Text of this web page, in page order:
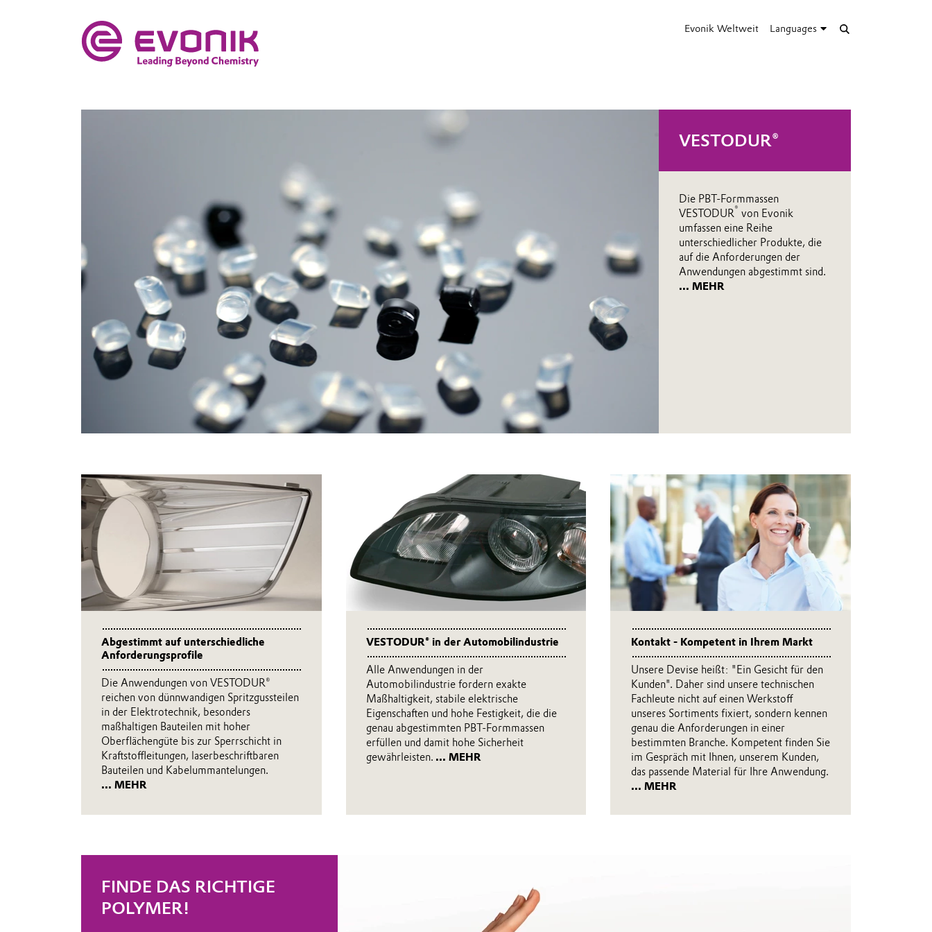
Evonik Weltweit Languages
VESTODUR®
Die PBT-Formmassen
VESTODUR® von Evonik
umfassen eine Reihe
unterschiedlicher Produkte, die
auf die Anforderungen der
Anwendungen abgestimmt sind.
... MEHR
Abgestimmt auf unterschiedliche
Anforderungsprofile
Die Anwendungen von VESTODUR®
reichen von dünnwandigen Spritzgussteilen
in der Elektrotechnik, besonders
maßhaltigen Bauteilen mit hoher
Oberflächengüte bis zur Sperrschicht in
Kraftstoffleitungen, laserbeschriftbaren
Bauteilen und Kabelummantelungen.
... MEHR
VESTODUR® in der Automobilindustrie
Alle Anwendungen in der
Automobilindustrie fordern exakte
Maßhaltigkeit, stabile elektrische
Eigenschaften und hohe Festigkeit, die die
genau abgestimmten PBT-Formmassen
erfüllen und damit hohe Sicherheit
gewährleisten. ... MEHR
Kontakt - Kompetent in Ihrem Markt
Unsere Devise heißt: "Ein Gesicht für den
Kunden". Daher sind unsere technischen
Fachleute nicht auf einen Werkstoff
unseres Sortiments fixiert, sondern kennen
genau die Anforderungen in einer
bestimmten Branche. Kompetent finden Sie
im Gespräch mit Ihnen, unserem Kunden,
das passende Material für Ihre Anwendung.
... MEHR
FINDE DAS RICHTIGE
POLYMER!